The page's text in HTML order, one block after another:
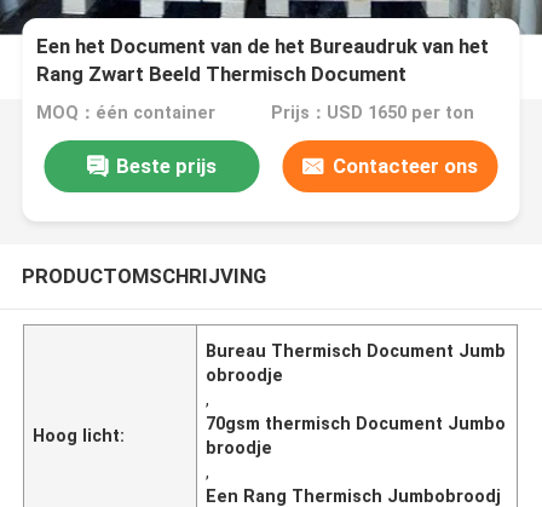
Een het Document van de het Bureaudruk van het
Rang Zwart Beeld Thermisch Document
Jumbobroodje
MOQ：één container Prijs：USD 1650 per ton
Beste prijs Contacteer ons
PRODUCTOMSCHRIJVING
Hoog licht:
Bureau Thermisch Document Jumb
obroodje
,
70gsm thermisch Document Jumbo
broodje
,
Een Rang Thermisch Jumbobroodj